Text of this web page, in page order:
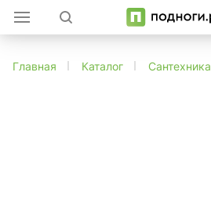
Главная Каталог Сантехника